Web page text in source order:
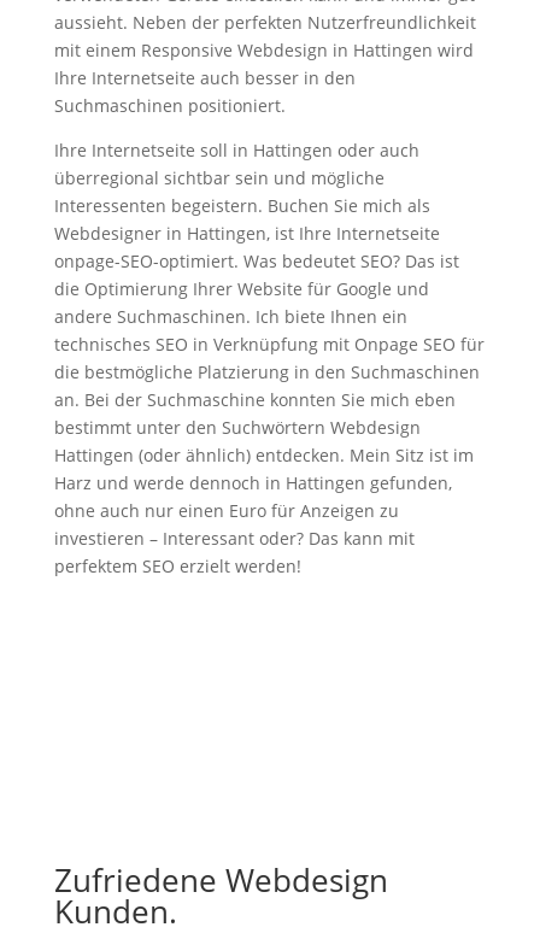
aussieht. Neben der perfekten Nutzerfreundlichkeit
mit einem Responsive Webdesign in Hattingen wird
Ihre Internetseite auch besser in den
Suchmaschinen positioniert.
Ihre Internetseite soll in Hattingen oder auch
überregional sichtbar sein und mögliche
Interessenten begeistern. Buchen Sie mich als
Webdesigner in Hattingen, ist Ihre Internetseite
onpage-SEO-optimiert. Was bedeutet SEO? Das ist
die Optimierung Ihrer Website für Google und
andere Suchmaschinen. Ich biete Ihnen ein
technisches SEO in Verknüpfung mit Onpage SEO für
die bestmögliche Platzierung in den Suchmaschinen
an. Bei der Suchmaschine konnten Sie mich eben
bestimmt unter den Suchwörtern Webdesign
Hattingen (oder ähnlich) entdecken. Mein Sitz ist im
Harz und werde dennoch in Hattingen gefunden,
ohne auch nur einen Euro für Anzeigen zu
investieren – Interessant oder? Das kann mit
perfektem SEO erzielt werden!
Zufriedene Webdesign
Kunden.